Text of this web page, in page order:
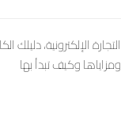
التجارة الإلكترونية، دليلك
ومزاياها وكيف تبدأ بها